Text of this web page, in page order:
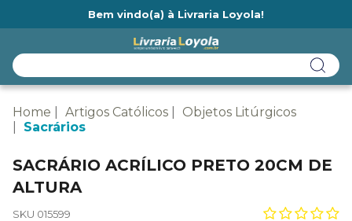
Bem vindo(a) à Livraria Loyola!
Home Artigos Católicos
Objetos Litúrgicos
Sacrários
SACRÁRIO ACRÍLICO PRETO 20CM DE
ALTURA
SKU 015599